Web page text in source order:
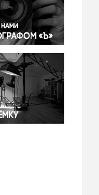
и конфликты
бизнес